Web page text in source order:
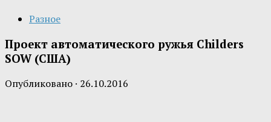
Разное
Проект автоматического ружья Childers
SOW (США)
Опубликовано · 26.10.2016